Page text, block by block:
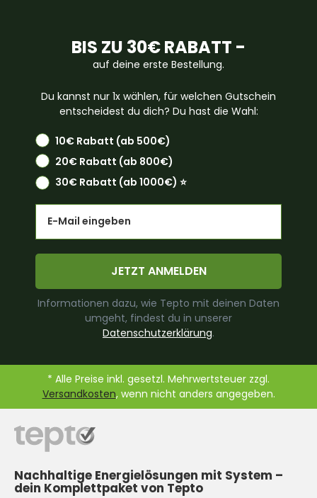
BIS ZU 30€ RABATT -
auf deine erste Bestellung.
Du kannst nur 1x wählen, für welchen Gutschein
entscheidest du dich? Du hast die Wahl:
10€ Rabatt (ab 500€)
20€ Rabatt (ab 800€)
30€ Rabatt (ab 1000€) ⭐️
JETZT ANMELDEN
Informationen dazu, wie Tepto mit deinen Daten
umgeht, findest du in unserer
Datenschutzerklärung.
* Alle Preise inkl. gesetzl. Mehrwertsteuer zzgl.
Versandkosten, wenn nicht anders angegeben.
Nachhaltige Energielösungen mit System –
dein Komplettpaket von Tepto